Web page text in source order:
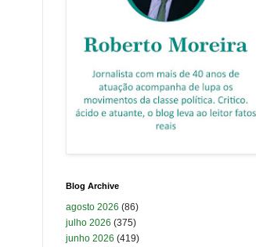
Blog Archive
agosto 2026 (86)
julho 2026 (375)
junho 2026 (419)